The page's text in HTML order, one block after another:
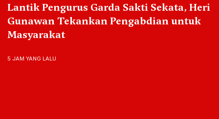
Lantik Pengurus Garda Sakti Sekata, Heri
Gunawan Tekankan Pengabdian untuk
Masyarakat
5 JAM YANG LALU